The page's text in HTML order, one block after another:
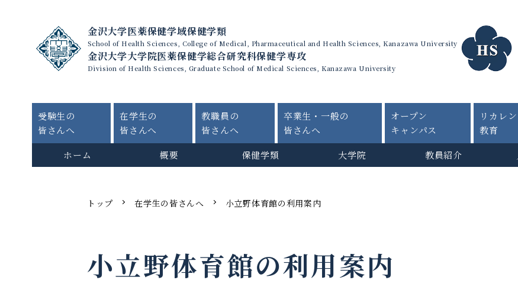
金沢大学医薬保健学域保健学類
School of Health Sciences, College of Medical, Pharmaceutical and Health Sciences, Kanazawa University
金沢大学大学院医薬保健学総合研究科保健学専攻
Division of Health Sciences, Graduate School of Medical Sciences, Kanazawa University
受験生の
皆さんへ
在学生の
皆さんへ
教職員の
皆さんへ
卒業生・一般の
皆さんへ
オープン
キャンパス
リカレン
教育
ホーム
概要 保健学類 大学院 教員紹介
トップ 在学生の皆さんへ 小立野体育館の利用案内
小立野体育館の利用案内